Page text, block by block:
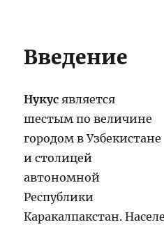
Введение
Нукус является
шестым по величине
городом в Узбекистане
и столицей
автономной
Республики
Каракалпакстан.